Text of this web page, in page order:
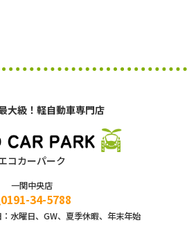
大級！軽自動車専門店
コカーパーク
一関中央店
0191-34-5788
水曜日、GW、夏季休暇、年末年始